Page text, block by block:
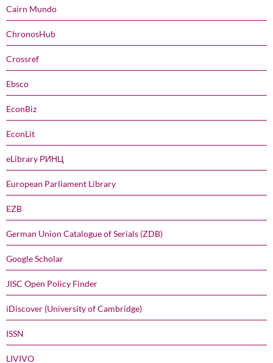
Cairn Mundo
ChronosHub
Crossref
Ebsco
EconBiz
EconLit
eLibrary РИНЦ
European Parliament Library
EZB
German Union Catalogue of Serials (ZDB)
Google Scholar
JISC Open Policy Finder
iDiscover (University of Cambridge)
ISSN
LIVIVO